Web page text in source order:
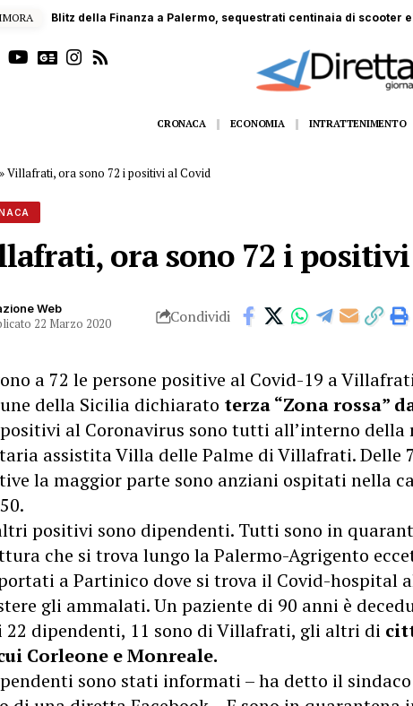
Scalatore francese di 22 anni ferito a Monte Pellegrino:
CRONACA ECONOMIA INTRATTENIMENTO
»Villafrati, ora sono 72 i positivi al Covid
ora sono 72 i positivi
Web
22 Marzo 2020 Condividi
a 72 le persone positive al Covid-19 a
della Sicilia dichiarato terza “Zona rossa”
al Coronavirus sono tutti all’interno della
assistita Villa delle Palme di Villafrati. Delle
la maggior parte sono anziani ospitati nella
positivi sono dipendenti. Tutti sono in
che si trova lungo la Palermo-Agrigento
a Partinico dove si trova il Covid-hospital
gli ammalati. Un paziente di 90 anni è
22 dipendenti, 11 sono di Villafrati, gli altri di
Corleone e Monreale.
sono stati informati – ha detto il